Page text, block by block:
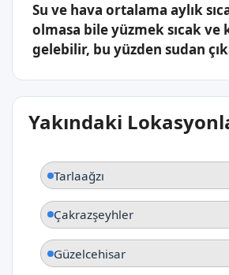
Su ve hava ortalama aylık
olmasa bile yüzmek sıcak
gelebilir, bu yüzden sudan
Yakındaki
Tarlaağzı
Çakrazşeyhler
Güzelcehisar